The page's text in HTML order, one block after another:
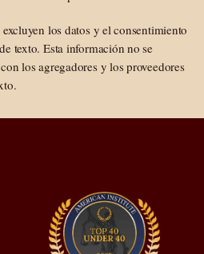
los datos y el consentimiento
texto. Esta información no se
los agregadores y los proveedores